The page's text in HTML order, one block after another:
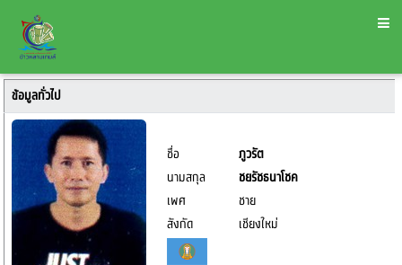
ข้อมูลทั่วไป
ชื่อ
ภูวรัต
นามสกุล
ชยรัชธนาโชค
เพศ
ชาย
สังกัด
เชียงใหม่